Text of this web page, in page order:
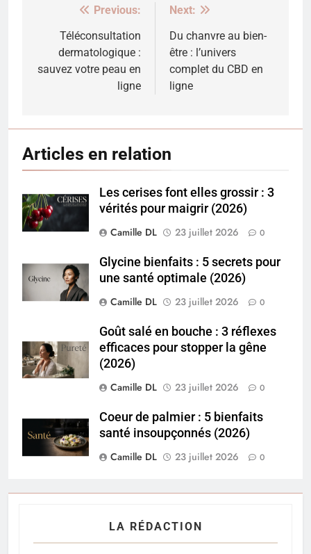
Navigation
l’article
Previous:
Téléconsultation
dermatologique :
sauvez votre peau en
ligne
Next:
Du chanvre au bien-
être : l’univers
complet du CBD en
ligne
Articles en relation
Les cerises font elles grossir : 3
vérités pour maigrir (2026)
Camille DL
23 juillet 2026 0
Glycine bienfaits : 5 secrets pour
une santé optimale (2026)
Camille DL
23 juillet 2026 0
Goût salé en bouche : 3 réflexes
efficaces pour stopper la gêne
(2026)
Camille DL
23 juillet 2026 0
Coeur de palmier : 5 bienfaits
santé insoupçonnés (2026)
Camille DL
23 juillet 2026 0
LA RÉDACTION